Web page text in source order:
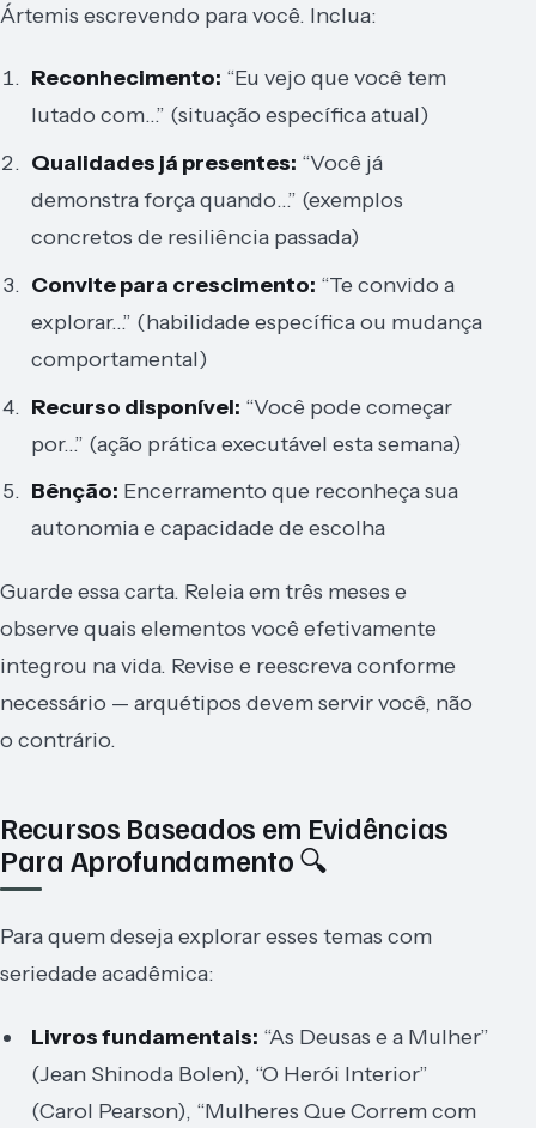
Ártemis escrevendo para você. Inclua:
Reconhecimento: “Eu vejo que você tem
lutado com…” (situação específica atual)
Qualidades já presentes: “Você já
demonstra força quando…” (exemplos
concretos de resiliência passada)
Convite para crescimento: “Te convido a
explorar…” (habilidade específica ou mudança
comportamental)
Recurso disponível: “Você pode começar
por…” (ação prática executável esta semana)
Bênção: Encerramento que reconheça sua
autonomia e capacidade de escolha
Guarde essa carta. Releia em três meses e
observe quais elementos você efetivamente
integrou na vida. Revise e reescreva conforme
necessário — arquétipos devem servir você, não
o contrário.
Recursos Baseados em Evidências
Para Aprofundamento 🔍
Para quem deseja explorar esses temas com
seriedade acadêmica:
Livros fundamentais: “As Deusas e a Mulher”
(Jean Shinoda Bolen), “O Herói Interior”
(Carol Pearson), “Mulheres Que Correm com